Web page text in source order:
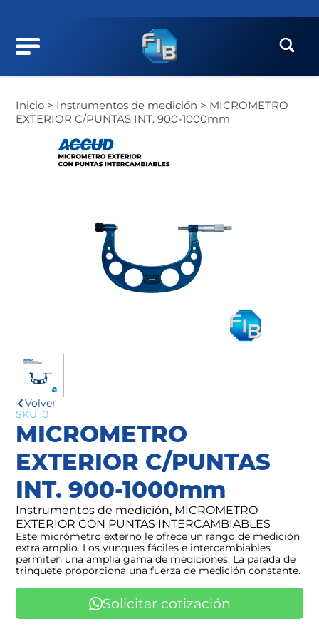
Inicio > Instrumentos de medición > MICROMETRO
EXTERIOR C/PUNTAS INT. 900-1000mm
Volver
SKU: 0
MICROMETRO
EXTERIOR C/PUNTAS
INT. 900-1000mm
Instrumentos de medición, MICROMETRO
EXTERIOR CON PUNTAS INTERCAMBIABLES
Este micrómetro externo le ofrece un rango de medición
extra amplio. Los yunques fáciles e intercambiables
permiten una amplia gama de mediciones. La parada de
trinquete proporciona una fuerza de medición constante.
Solicitar cotización